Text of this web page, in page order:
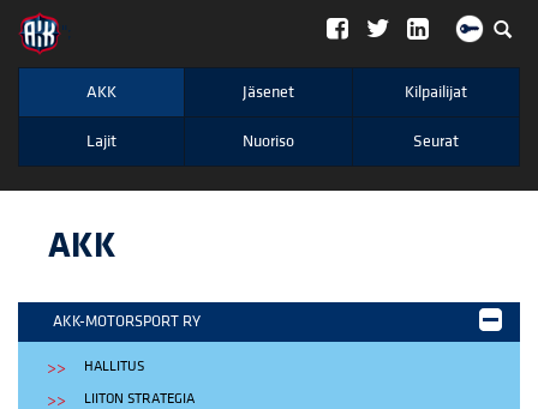
";
AKK Jäsenet Kilpailijat
Lajit Nuoriso Seurat
AKK
AKK-MOTORSPORT RY
HALLITUS
LIITON STRATEGIA